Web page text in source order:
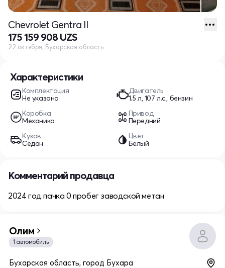
Характеристики
Комплектация
Не указано
Двигатель
1.5 л, 107 л.с., бензин
Коробка
Механика
Привод
Передний
Кузов
Седан
Цвет
Белый
Chevrolet Gentra II
175 159 908 UZS
22 октября, Бухарская область
Комментарий продавца
2024 год пачка 0 пробег заводской метан
Олим
1 автомобиль
Бухарская область, город Бухара